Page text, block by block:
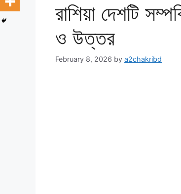
রাশিয়া দেশটি
ও উত্তর
February 8, 2026 by a2chakribd